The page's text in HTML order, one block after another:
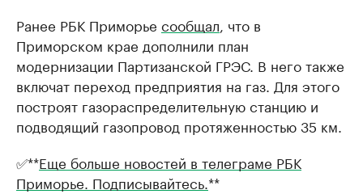
Ранее РБК Приморье сообщал, что в
Приморском крае дополнили план
модернизации Партизанской ГРЭС. В него также
включат переход предприятия на газ. Для этого
построят газораспределительную станцию и
подводящий газопровод протяженностью 35 км.
✅**Еще больше новостей в телеграме РБК
Приморье. Подписывайтесь.**